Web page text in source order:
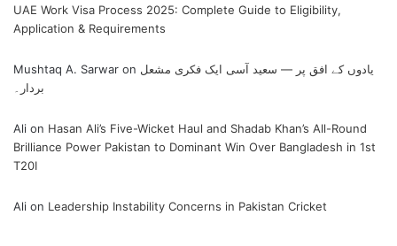
UAE Work Visa Process 2025: Complete Guide to Eligibility,
Application & Requirements
Mushtaq A. Sarwar on یادوں کے افق پر — سعید آسی ایک فکری مشعل
بردار۔
Ali on Hasan Ali’s Five-Wicket Haul and Shadab Khan’s All-Round
Brilliance Power Pakistan to Dominant Win Over Bangladesh in 1st
T20I
Ali on Leadership Instability Concerns in Pakistan Cricket